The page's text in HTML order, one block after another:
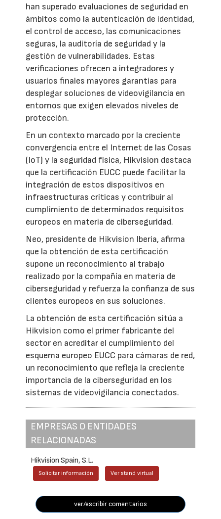
han superado evaluaciones de seguridad en
ámbitos como la autenticación de identidad,
el control de acceso, las comunicaciones
seguras, la auditoría de seguridad y la
gestión de vulnerabilidades. Estas
verificaciones ofrecen a integradores y
usuarios finales mayores garantías para
desplegar soluciones de videovigilancia en
entornos que exigen elevados niveles de
protección.
En un contexto marcado por la creciente
convergencia entre el Internet de las Cosas
(IoT) y la seguridad física, Hikvision destaca
que la certificación EUCC puede facilitar la
integración de estos dispositivos en
infraestructuras críticas y contribuir al
cumplimiento de determinados requisitos
europeos en materia de ciberseguridad.
Neo, presidente de Hikvision Iberia, afirma
que la obtención de esta certificación
supone un reconocimiento al trabajo
realizado por la compañía en materia de
ciberseguridad y refuerza la confianza de sus
clientes europeos en sus soluciones.
La obtención de esta certificación sitúa a
Hikvision como el primer fabricante del
sector en acreditar el cumplimiento del
esquema europeo EUCC para cámaras de red,
un reconocimiento que refleja la creciente
importancia de la ciberseguridad en los
sistemas de videovigilancia conectados.
EMPRESAS O ENTIDADES
RELACIONADAS
Hikvision Spain, S.L.
Solicitar información Ver stand virtual
ver/escribir comentarios